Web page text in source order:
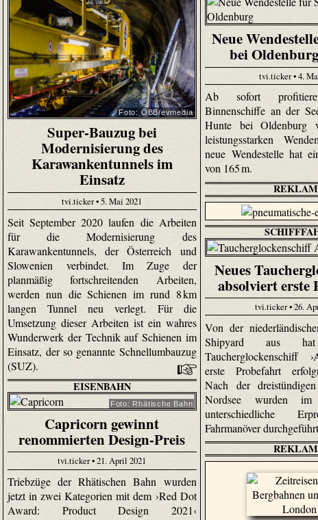
Foto: ÖBB/evmedia
Super-Bauzug bei
Modernisierung des
Karawankentunnels im
Einsatz
tvi.ticker • 5. Mai 2021
Seit September 2020 laufen die Arbeiten
für die Modernisierung des
Karawankentunnels, der Österreich und
Slowenien verbindet. Im Zuge der
planmäßig fortschreitenden Arbeiten,
werden nun die Schienen im rund 8 km
langen Tunnel neu verlegt. Für die
Umsetzung dieser Arbeiten ist ein wahres
Wunderwerk der Technik auf Schienen im
Einsatz, der so genannte Schnellumbauzug
(SUZ).
Neue
bei
tvi.ticker • 4.
Ab sofort
Binnenschiffe an der
Hunte bei Oldenburg
leistungsstarken
neue Wendestelle hat
von 165 m.
Neues
absolviert erste
tvi.ticker • 26.
Von der
Shipyard aus
Taucherglockenschiff
erste Probefahrt
Nach der
Nordsee wurden
unterschiedliche
Fahrmanöver
EISENBAHN
Foto: Rhätische Bahn
Capricorn gewinnt
renommierten Design-Preis
tvi.ticker • 21. April 2021
Triebzüge der Rhätischen Bahn wurden
jetzt in zwei Kategorien mit dem ›Red Dot
Award: Product Design 2021‹